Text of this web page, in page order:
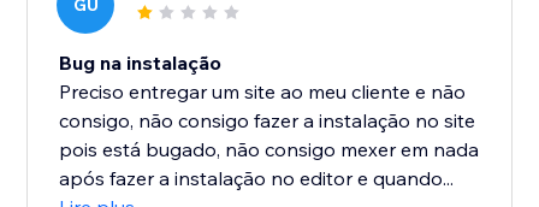
GU
Bug na instalação
Preciso entregar um site ao meu cliente e não
consigo, não consigo fazer a instalação no site
pois está bugado, não consigo mexer em nada
após fazer a instalação no editor e quando...